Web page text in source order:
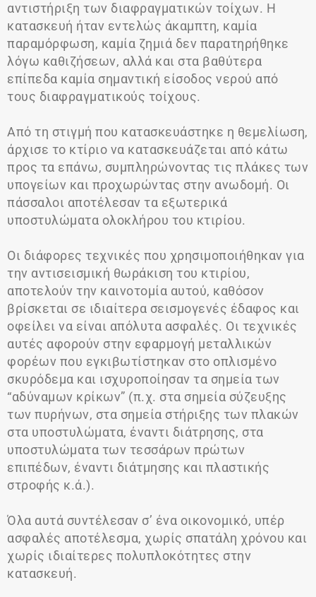
αντιστήριξη των διαφραγματικών τοίχων. Η
κατασκευή ήταν εντελώς άκαμπτη, καμία
παραμόρφωση, καμία ζημιά δεν παρατηρήθηκε
λόγω καθιζήσεων, αλλά και στα βαθύτερα
επίπεδα καμία σημαντική είσοδος νερού από
τους διαφραγματικούς τοίχους.
Από τη στιγμή που κατασκευάστηκε η θεμελίωση,
άρχισε το κτίριο να κατασκευάζεται από κάτω
προς τα επάνω, συμπληρώνοντας τις πλάκες των
υπογείων και προχωρώντας στην ανωδομή. Οι
πάσσαλοι αποτέλεσαν τα εξωτερικά
υποστυλώματα ολοκλήρου του κτιρίου.
Οι διάφορες τεχνικές που χρησιμοποιήθηκαν για
την αντισεισμική θωράκιση του κτιρίου,
αποτελούν την καινοτομία αυτού, καθόσον
βρίσκεται σε ιδιαίτερα σεισμογενές έδαφος και
οφείλει να είναι απόλυτα ασφαλές. Οι τεχνικές
αυτές αφορούν στην εφαρμογή μεταλλικών
φορέων που εγκιβωτίστηκαν στο οπλισμένο
σκυρόδεμα και ισχυροποίησαν τα σημεία των
“αδύναμων κρίκων” (π.χ. στα σημεία σύζευξης
των πυρήνων, στα σημεία στήριξης των πλακών
στα υποστυλώματα, έναντι διάτρησης, στα
υποστυλώματα των τεσσάρων πρώτων
επιπέδων, έναντι διάτμησης και πλαστικής
στροφής κ.ά.).
Όλα αυτά συντέλεσαν σ’ ένα οικονομικό, υπέρ
ασφαλές αποτέλεσμα, χωρίς σπατάλη χρόνου και
χωρίς ιδιαίτερες πολυπλοκότητες στην
κατασκευή.